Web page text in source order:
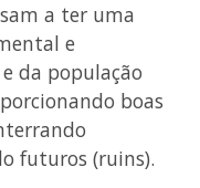
a ter uma
e
da população
boas
futuros (ruins).